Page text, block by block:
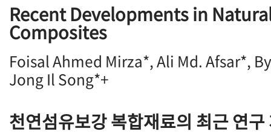
Recent Developments in
Composites
Foisal Ahmed Mirza*, Ali Md. Afsar*,
Jong Il Song*+
천연섬유보강 복합재료의 최근 연구